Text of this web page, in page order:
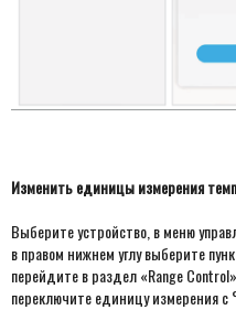
Изменить единицы измерения
Выберите устройство, в меню
в правом нижнем углу выберите
перейдите в раздел «Range
переключите единицу измерения с